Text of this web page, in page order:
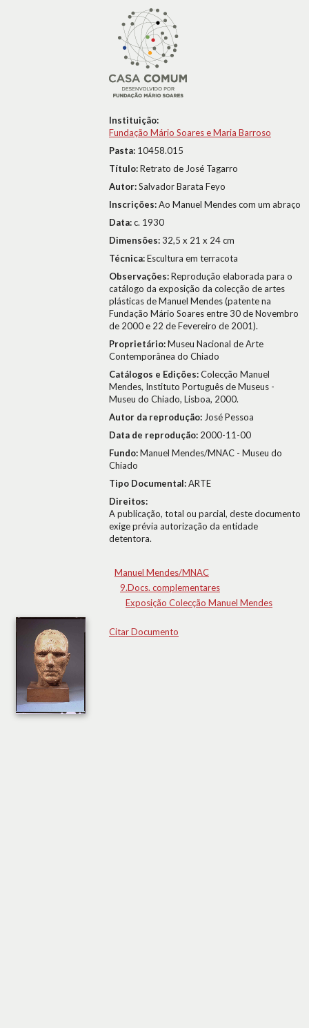
Instituição:
Fundação Mário Soares e Maria Barroso
Pasta: 10458.015
Título:Retrato de José Tagarro
Autor:Salvador Barata Feyo
Inscrições:Ao Manuel Mendes com um abraço
Data:c. 1930
Dimensões:32,5 x 21 x 24 cm
Técnica:Escultura em terracota
Observações:Reprodução elaborada para o
catálogo da exposição da colecção de artes
plásticas de Manuel Mendes (patente na
Fundação Mário Soares entre 30 de Novembro
de 2000 e 22 de Fevereiro de 2001).
Proprietário:Museu Nacional de Arte
Contemporânea do Chiado
Catálogos e Edições:Colecção Manuel
Mendes, Instituto Português de Museus -
Museu do Chiado, Lisboa, 2000.
Autor da reprodução: José Pessoa
Data de reprodução: 2000-11-00
Fundo:Manuel Mendes/MNAC - Museu do
Chiado
Tipo Documental:ARTE
Direitos:
A publicação, total ou parcial, deste documento
exige prévia autorização da entidade
detentora.
Manuel Mendes/MNAC
9.Docs. complementares
Exposição Colecção Manuel Mendes
Citar Documento